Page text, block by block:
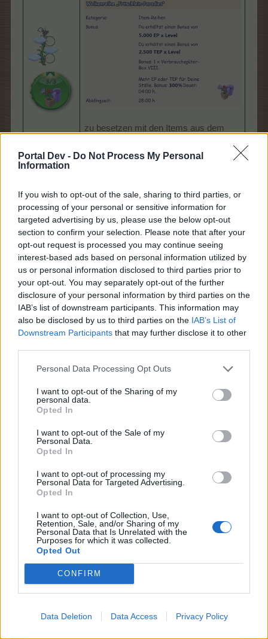
Portal Dev - Do Not Process My Personal
Information
If you wish to opt-out of the sale, sharing to third parties, or
processing of your personal or sensitive information for
targeted advertising by us, please use the below opt-out
section to confirm your selection. Please note that after your
opt-out request is processed you may continue seeing
interest-based ads based on personal information utilized by
us or personal information disclosed to third parties prior to
your opt-out. You may separately opt-out of the further
disclosure of your personal information by third parties on the
IAB’s list of downstream participants. This information may
also be disclosed by us to third parties on the IAB’s List of
Downstream Participants that may further disclose it to other
Personal Data Processing Opt Outs
I want to opt-out of the Sharing of my
personal data.
Opted In
I want to opt-out of the Sale of my
Personal Data.
Opted In
I want to opt-out of processing my
Personal Data for Targeted Advertising.
Opted In
I want to opt-out of Collection, Use,
Retention, Sale, and/or Sharing of my
Personal Data that Is Unrelated with the
Purposes for which it was collected.
Opted Out
CONFIRM
Data Deletion Data Access Privacy Policy
zu besetzen mit den Items aus dem
31 Juli 2025
schlewi
Lebende Forenlegende
Ich fange einfach mal an, zahle morgen den Bären ein
und sammele die Köder-Boxen.
Ob ich jetzt alle Events wirklich spiele, weiß ich noch
nicht.
Grundsätzlich finde ich die Abhängigkeiten aber
kontraproduktiv: ichmußvier Events spielen, damit ich
ein anderes spielen kann.
Zum Glück taugt mir die WR wegen der Boni und der
Laufzeit nicht.
Wenn ich die also nicht habe, macht es auch nichts.
Was mir auffällt: die WR gibt es direkt im Spiel.
Tja, und wenn man die WR schon mal hat, dann erspielt
nab sich auch irgendwie die Items. Wer mag schon eine
leere Wolkenreihe haben wollen ?
Sehr geschickt, BP.
Zuletzt bearbeitet:
31 Juli 2025
Franca53,-*SUE*-,naranja